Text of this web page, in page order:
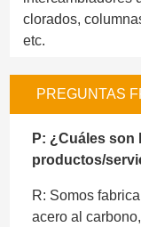
clorados,
etc.
PREGUNTAS
P: ¿Cuáles
productos/
R: Somos
acero al